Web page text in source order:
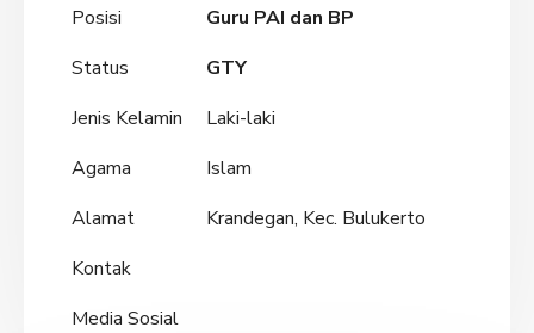
Posisi
Guru PAI dan BP
Status
GTY
Jenis Kelamin
Laki-laki
Agama
Islam
Alamat
Krandegan, Kec. Bulukerto
Kontak
Media Sosial